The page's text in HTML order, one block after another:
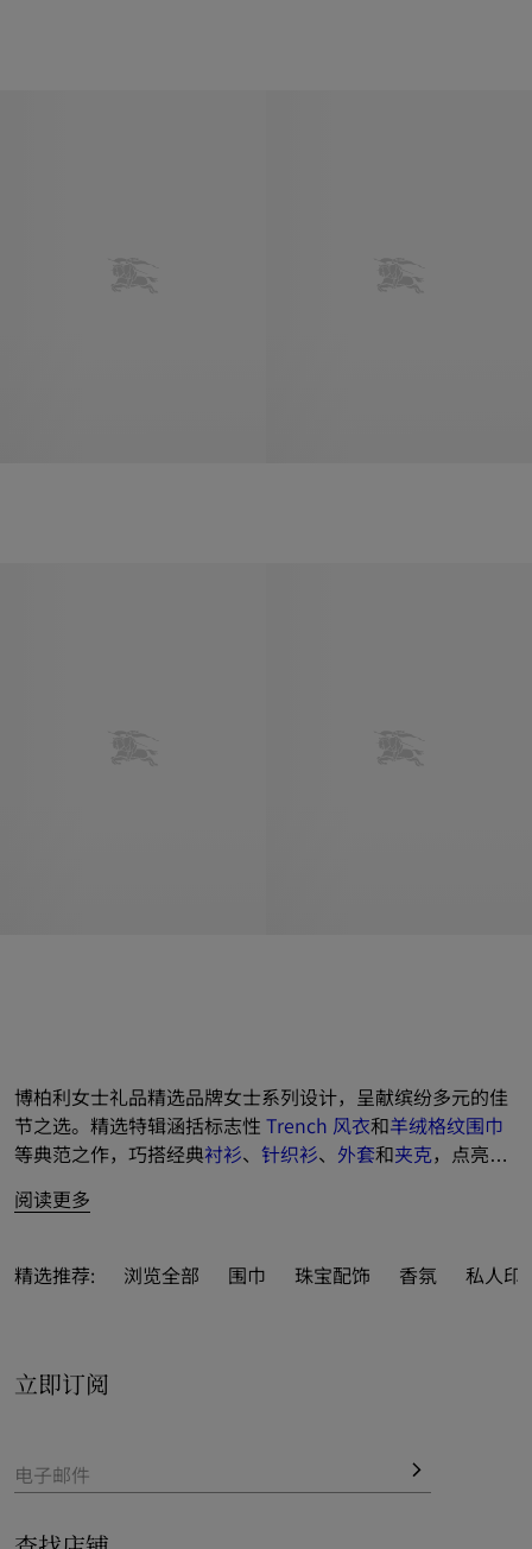
博柏利女士礼品精选品牌女士系列设计，呈献缤纷多元的佳
节之选。精选特辑涵括标志性 Trench 风衣和羊绒格纹围巾
等典范之作，巧搭经典衬衫、 针织衫、 外套和夹克，点亮节
和眼镜，以精美配饰点睛真挚礼意。
阅读更多
精选推荐: 浏览全部 围巾 珠宝配饰 香氛 私人印
立即订阅
电子邮件